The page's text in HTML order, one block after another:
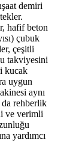
demiri
hafif beton
çubuk
çeşitli
takviyesini
kucak
uygun
aynı
da rehberlik
ve verimli
yardımcı